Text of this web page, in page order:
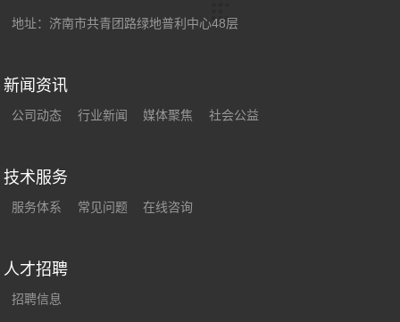
地址：济南市共青团路绿地普利中心48层
新闻资讯
公司动态 行业新闻 媒体聚焦 社会公益
技术服务
服务体系 常见问题 在线咨询
人才招聘
招聘信息